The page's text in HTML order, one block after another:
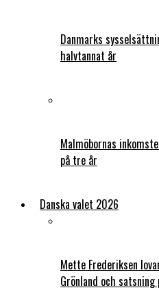
Danmarks
halvtannat år
Malmöbornas
på tre år
Danska valet 2026
Mette Frederiksen
Grönland och